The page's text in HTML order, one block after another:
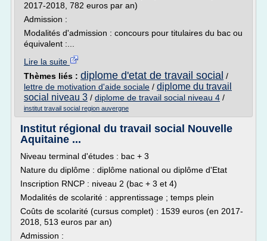
2017-2018, 782 euros par an)
Admission :
Modalités d'admission : concours pour titulaires du bac ou
équivalent :...
Lire la suite
Thèmes liés : diplome d'etat de travail social /
lettre de motivation d'aide sociale / diplome du travail
social niveau 3 / diplome de travail social niveau 4 /
institut travail social region auvergne
Institut régional du travail social Nouvelle
Aquitaine ...
Niveau terminal d'études : bac + 3
Nature du diplôme : diplôme national ou diplôme d'Etat
Inscription RNCP : niveau 2 (bac + 3 et 4)
Modalités de scolarité : apprentissage ; temps plein
Coûts de scolarité (cursus complet) : 1539 euros (en 2017-
2018, 513 euros par an)
Admission :